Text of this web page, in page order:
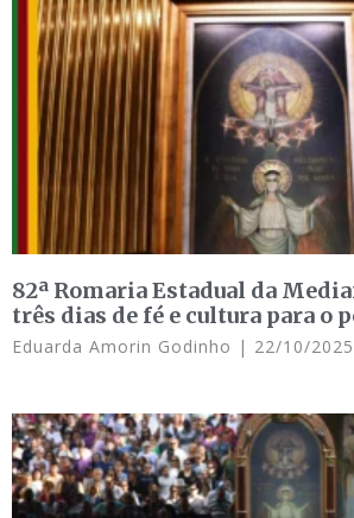
82ª Romaria Estadual da
três dias de fé e cultura para o
Eduarda Amorin Godinho 22/10/2025